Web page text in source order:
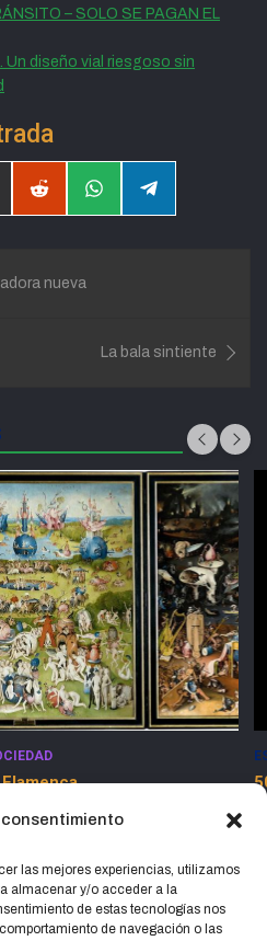
las mejores experiencias, utilizamos
almacenar y/o acceder a la
de estas tecnologías nos
de navegación o las
– SOLO SE PAGAN EL
Un diseño vial riesgoso sin
CompartirCompartirCompartir
nueva
La bala sintiente
Jorge